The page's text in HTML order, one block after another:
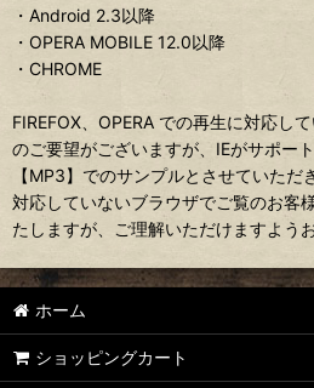
・Android 2.3以降
・OPERA MOBILE 12.0以降
・CHROME
FIREFOX、OPERA での再生に対応し
のご要望がございますが、IEがサポー
【MP3】でのサンプルとさせていただ
対応していないブラウザでご覧のお客
たしますが、ご理解いただけますよう
ホーム
ショッピングカート